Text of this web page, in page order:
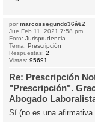
por marcossegundo36â€Ž
Jue Feb 11, 2021 7:58 pm
Foro: Jurisprudencia
Tema: Prescripción
Respuestas: 2
Vistas: 95691
Re: Prescripción
"Prescripción".
Abogado
Sí (no es una afirmativa